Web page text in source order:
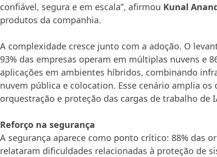
confiável, segura e em escala”, afirmou Kunal
produtos da companhia.
A complexidade cresce junto com a adoção. O
93% das empresas operam em múltiplas nuvens e
aplicações em ambientes híbridos, combinando
nuvem pública e colocation. Esse cenário amplia os
orquestração e proteção das cargas de trabalho de
Reforço na segurança
A segurança aparece como ponto crítico: 88% das
relataram dificuldades relacionadas à proteção de